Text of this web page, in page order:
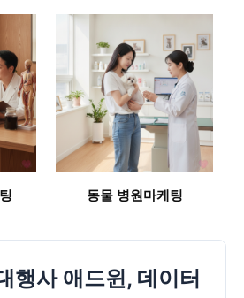
동물 병원마케팅
행사 애드윈, 데이터